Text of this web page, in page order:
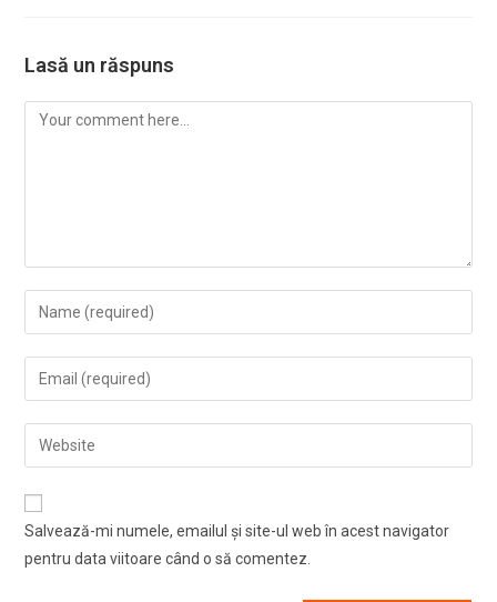
Lasă un răspuns
Comment
Enter
your
name
comment
Enter
your
email
address
comment
Enter
your
website
Salvează-mi numele, emailul și site-ul web în acest navigator
pentru data viitoare când o să comentez.